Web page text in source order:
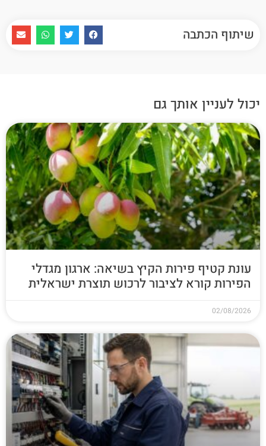
שיתוף הכתבה
יכול לעניין אותך גם
עונת קטיף פירות הקיץ בשיאה: ארגון מגדלי
הפירות קורא לציבור לרכוש תוצרת ישראלית
02/08/2026